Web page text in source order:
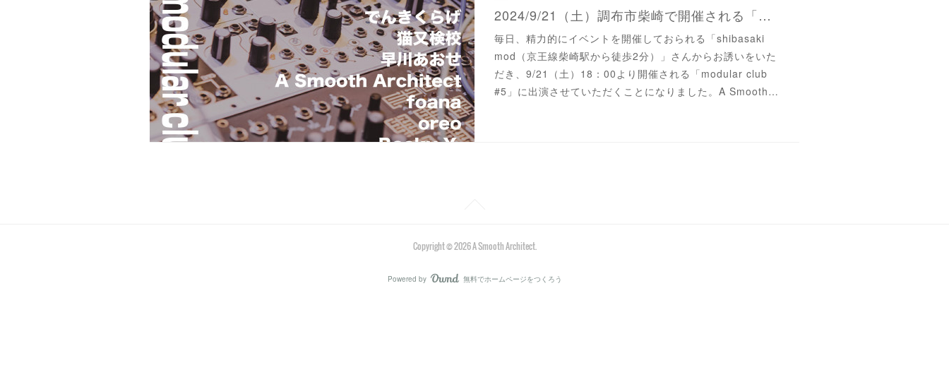
2024/9/21（土）調布市柴崎で開催される「modular club #5」に出演します
毎日、精力的にイベントを開催しておられる「shibasaki
mod（京王線柴崎駅から徒歩2分）」さんからお誘いをいた
だき、9/21（土）18：00より開催される「modular club
#5」に出演させていただくことになりました。A Smooth…
Copyright ©2026A Smooth Architect.
Powered by AmebaOwnd
無料でホームページをつくろう